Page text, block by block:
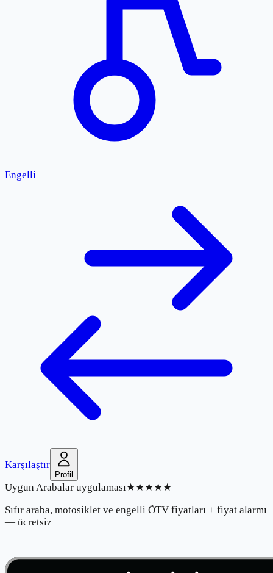
Engelli
Karşılaştır
Profil
Uygun Arabalar uygulaması★★★★★
Sıfır araba, motosiklet ve engelli ÖTV fiyatları + fiyat alarmı
— ücretsiz